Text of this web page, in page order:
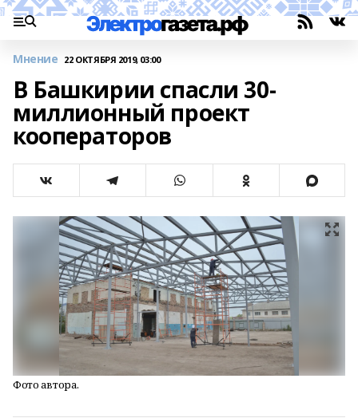
Мнение 22 ОКТЯБРЯ 2019, 03:00
В Башкирии спасли 30-
миллионный проект
кооператоров
Фото автора.